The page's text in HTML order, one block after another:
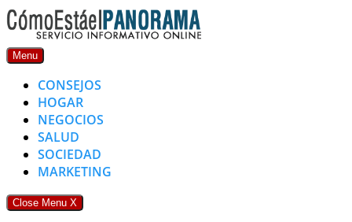
Skip
to
content
Menu
CONSEJOS
HOGAR
NEGOCIOS
SALUD
SOCIEDAD
MARKETING
Close Menu X